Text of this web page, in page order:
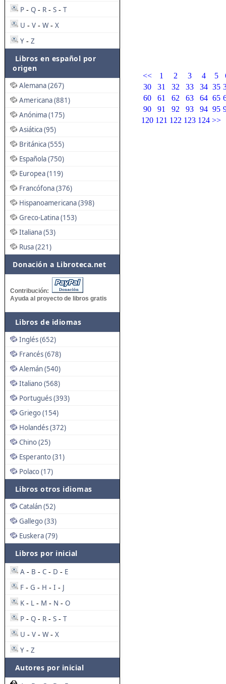
P - Q - R - S - T
U - V - W - X
Y - Z
Libros en español por
origen
Alemana (267)
Americana (881)
Anónima (175)
Asiática (95)
Británica (555)
Española (750)
Europea (119)
Francófona (376)
Hispanoamericana (398)
Greco-Latina (153)
Italiana (53)
Rusa (221)
Donación a Libroteca.net
Contribución:
Ayuda al proyecto de libros gratis
Libros de idiomas
Inglés (652)
Francés (678)
Alemán (540)
Italiano (568)
Portugués (393)
Griego (154)
Holandés (372)
Chino (25)
Esperanto (31)
Polaco (17)
Libros otros idiomas
Catalán (52)
Gallego (33)
Euskera (79)
Libros por inicial
A - B - C - D - E
F - G - H - I - J
K - L - M - N - O
P - Q - R - S - T
U - V - W - X
Y - Z
Autores por inicial
<< 1 2 3 4 5
30
31 32 33 34 35
60
61 62 63 64 65
90
91 92 93 94 95
120 121 122 123 124 >>